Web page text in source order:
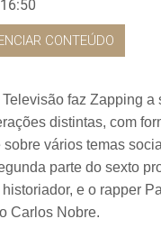
CONTEÚDO
faz Zapping a
distintas, com
vários temas
parte do sexto
e o rapper
Carlos Nobre.